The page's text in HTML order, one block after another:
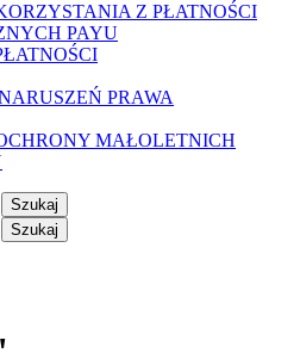
Z PŁATNOŚCI
PAYU
PRAWA
MAŁOLETNICH